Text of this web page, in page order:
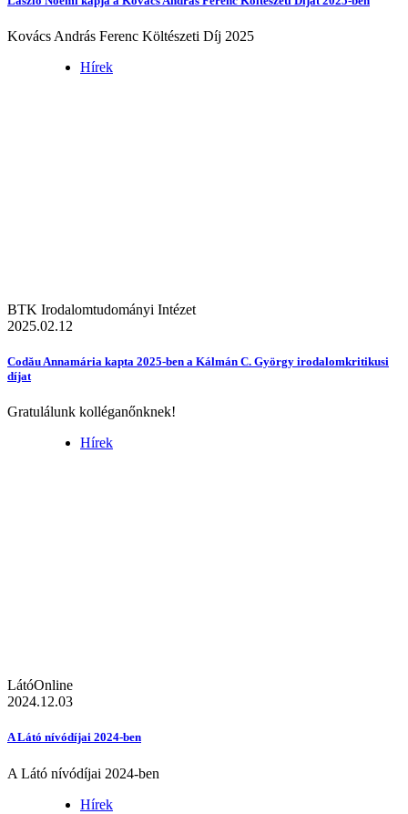
Kovács András Ferenc Költészeti Díj 2025
Hírek
BTK Irodalomtudományi Intézet
2025.02.12
Codău Annamária kapta 2025-ben a Kálmán C. György irodalomkritikusi
díjat
Gratulálunk kolléganőnknek!
Hírek
LátóOnline
2024.12.03
A Látó nívódíjai 2024-ben
A Látó nívódíjai 2024-ben
Hírek